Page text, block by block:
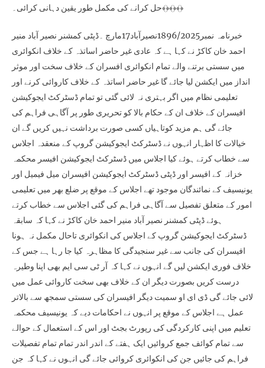
حل کرانے کی مکمل طور یقین دہانی کرائی۔﴾﴿﴾﴿﴾﴿
خبرنامہ نمبر1896/2025نصیرآباد17مارچ ۔ڈپٹی کمشنر نصیر آباد منیر
احمد خان کاکڑ نے کہا ہے کہ عادی غیر حاضر اساتذہ کے خلاف انکوائری
میں سستی برتنے والے تمام انکوائری افسران کے خلاف سخت اور موثر
انداز میں ایکشن لیا جائے گا غیر حاضر اساتذہ کے خلاف کاروائی کرنے اور
تعلیمی نظام میں اگر بہتری نہ لائی گئی تو تمام ڈسٹرکٹ ایجوکیشن
افیسران کے خلاف ان کے حکام بالا کو تحریری طور پر آگاہی فراہم کی
جائے گی ہم مزید کوتاہیاں کسی صورت برداشت نہیں کریں گے ان
خیالات کا اظہار انہوں نے ڈسٹرکٹ ایجوکیشن گروپ کے منعقدہ اجلاس
سے خطاب کرتے ہوئے کیا اجلاس میں ڈسٹرکٹ ایجوکیشن افیسر محکمہ
خزانہ کے افیسر اور ڈپٹی ڈسٹرکٹ ایجوکیشن افیسران میل فیمیل اور
یونیسیف کے نمائندگان موجود تھے اجلاس کے موقع پر ضلع بھر میں تعلیمی
امور کے متعلق تفصیل سے آگاہی فراہم کی گئی اجلاس سے خطاب کرتے
ہوئے ڈپٹی کمشنر نصیر آباد منیر احمد خان کاکڑ نے کہا کہ سابقہ
ڈسٹرکٹ ایجوکیشن گروپ کے اجلاس کی انکوائری تاحال مکمل نہ ہونا
افیسران کی جانب سے غیر سنجیدگی کا مظاہرہ کیا جا رہا ہے جس کے
خلاف فوری ایکشن لیں گے انہوں نے کہا کہ آر ٹی سی ایم بھی اپنا وطیرہ
درست کریں بصورت دیگر ان کے خلاف بھی سخت کاروائی عمل میں
لائی جائے گی ڈی ای او سمیت دیگر افیسران کی سستی سمجھ سے بالاتر
عمل ہے اجلاس کے موقع پر انہوں نے احکامات دیے کہ یونیسیف محکمہ
تعلیم میں اپنی کارکردگی کی رپورٹ بجٹ اور اس کے استعمال کے حوالے
سے تمام کوائف جمع کروائیں ایک ہفتے کے اندر اندر تمام تمام تفصیلات
فراہم کی جائیں جن کی انکوائری کروائی جائے گی انہوں نے کہا کہ جن